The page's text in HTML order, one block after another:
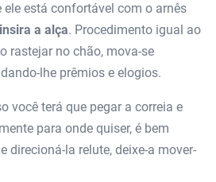
ele está confortável com o arnês
insira a alça. Procedimento igual ao
rastejar no chão, mova-se
lhe prêmios e elogios.
você terá que pegar a correia e
para onde quiser, é bem
direcioná-la relute, deixe-a mover-